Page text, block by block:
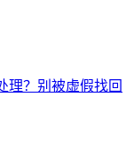
理？别被虚假找回